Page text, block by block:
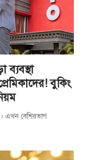
বুকিং
এখন বেশিরভাগ